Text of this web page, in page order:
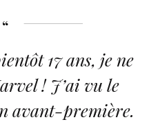
17 ans, je ne
! J’ai vu le
avant-première.